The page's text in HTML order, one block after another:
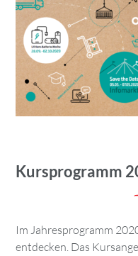
Kursprogramm
Im Jahresprogramm
entdecken. Das